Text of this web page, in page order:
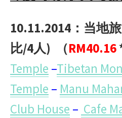
10.11.2014：当地
比/4人)
（RM40.16
Temple –Tibetan
Temple – Manu
Club House – Cafe